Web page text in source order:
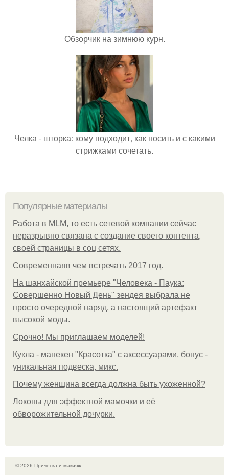
Обзорчик на зимнюю курн.
Челка - шторка: кому подходит, как носить и с какими
стрижками сочетать.
Популярные материалы
Работа в MLM, то есть сетевой компании сейчас
неразрывно связана с создание своего контента,
своей страницы в соц сетях.
Современнаяв чем встречать 2017 год.
На шанхайской премьере "Человека - Паука:
Совершенно Новый День" зендея выбрала не
просто очередной наряд, а настоящий артефакт
высокой моды.
Срочно! Мы приглашаем моделей!
Кукла - манекен "Красотка" с аксессуарами, бонус -
уникальная подвеска, микс.
Почему женщина всегда должна быть ухоженной?
Локоны для эффектной мамочки и её
обворожительной дочурки.
© 2026 Прическа и макияж